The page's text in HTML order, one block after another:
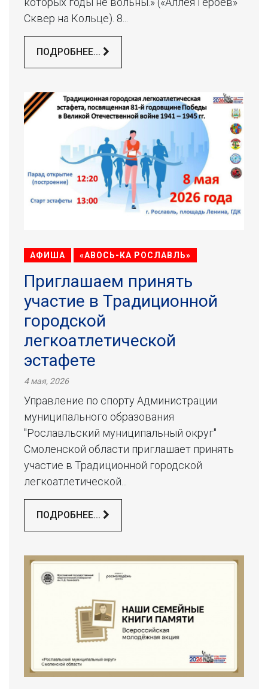
Сквер на Кольце). 8...
ПОДРОБНЕЕ...
АФИША «АВОСЬ-КА РОСЛАВЛЬ»
Приглашаем принять
участие в Традиционной
городской
легкоатлетической
эстафете
4 мая, 2026
Управление по спорту Администрации
муниципального образования
"Рославльский муниципальный округ"
Смоленской области приглашает принять
участие в Традиционной городской
легкоатлетической...
ПОДРОБНЕЕ...